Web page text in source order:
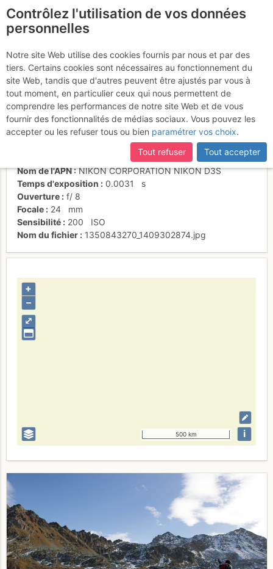
Le lac des Vaux
Activités
Date/heure
21 oct. 2012 13:37
Contributeur
Danièle Amos
individuel (CC by-nc-nd)
Nom de l'APN
NIKON CORPORATION NIKON D3S
Temps d'exposition
0.0031
s
Ouverture
f/ 8
Focale
24
mm
Sensibilité
200
ISO
Nom du fichier
1350843270_1409302874.jpg
⤢
+
–
500 km i
Contrôlez l'utilisation de vos données
personnelles
Notre site Web utilise des cookies fournis par nous et par des
tiers. Certains cookies sont nécessaires au fonctionnement du
site Web, tandis que d'autres peuvent être ajustés par vous à
tout moment, en particulier ceux qui nous permettent de
comprendre les performances de notre site Web et de vous
fournir des fonctionnalités de médias sociaux. Vous pouvez les
accepter ou les refuser tous ou bien paramétrer vos choix.
Tout refuser
Tout accepter